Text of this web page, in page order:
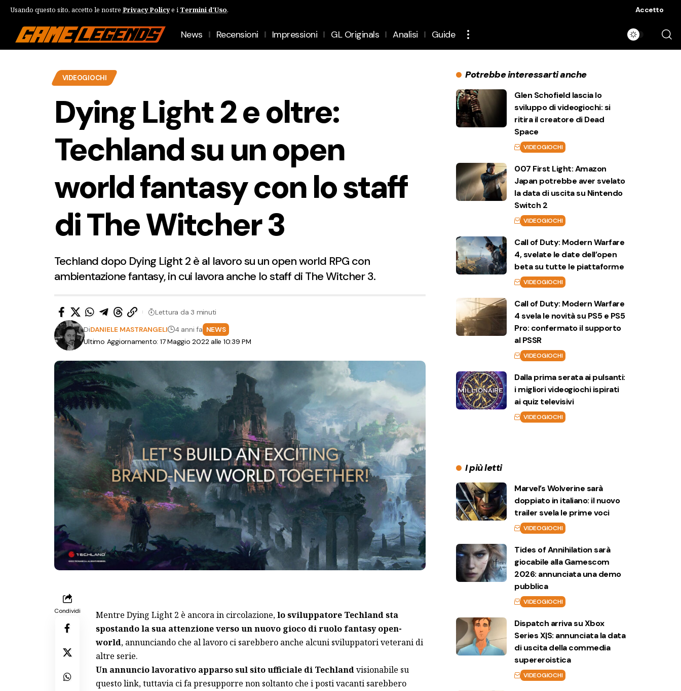
Usando questo sito, accetto le nostre Privacy Policye i Termini d'Uso. Accetto
News Recensioni Impressioni GL Originals Analisi Guide
VIDEOGIOCHI
Dying Light 2 e oltre:
Techland su un open
world fantasy con lo staff
di The Witcher 3
Techland dopo Dying Light 2 è al lavoro su un open world RPG con
ambientazione fantasy, in cui lavora anche lo staff di The Witcher 3.
Ultimo Aggiornamento: 17 Maggio 2022 alle 10:39 PM
DiDANIELE MASTRANGELI 4 anni fa NEWS
Lettura da 3 minuti
Condividi Mentre Dying Light 2 è ancora in circolazione,lo sviluppatore Techland sta
spostando la sua attenzione verso un nuovo gioco di ruolo fantasy open-
world, annunciando che al lavoro ci sarebbero anche alcuni sviluppatori veterani di
altre serie.
Un annuncio lavorativo apparso sul sito ufficiale di Techlandvisionabile su
questo link, tuttavia ci fa presupporre non soltanto che i posti vacanti sarebbero
Potrebbe interessarti anche
Glen Schofield lascia lo
sviluppo di videogiochi: si
ritira il creatore di Dead
Space
VIDEOGIOCHI
007 First Light: Amazon
Japan potrebbe aver svelato
la data di uscita su Nintendo
Switch 2
VIDEOGIOCHI
Call of Duty: Modern Warfare
4, svelate le date dell’open
beta su tutte le piattaforme
VIDEOGIOCHI
Call of Duty: Modern Warfare
4 svela le novità su PS5 e PS5
Pro: confermato il supporto
al PSSR
VIDEOGIOCHI
Dalla prima serata ai pulsanti:
i migliori videogiochi ispirati
ai quiz televisivi
VIDEOGIOCHI
I più letti
Marvel’s Wolverine sarà
doppiato in italiano: il nuovo
trailer svela le prime voci
VIDEOGIOCHI
Tides of Annihilation sarà
giocabile alla Gamescom
2026: annunciata una demo
pubblica
VIDEOGIOCHI
Dispatch arriva su Xbox
Series X|S: annunciata la data
di uscita della commedia
supereroistica
VIDEOGIOCHI